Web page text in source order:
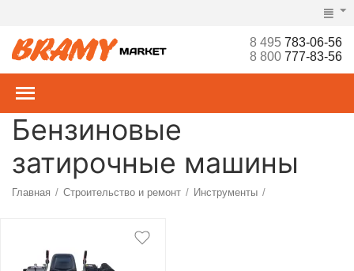
8 495783-06-56
8 800777-83-56
Бензиновые
затирочные машины
Главная / Строительство и ремонт / Инструменты /